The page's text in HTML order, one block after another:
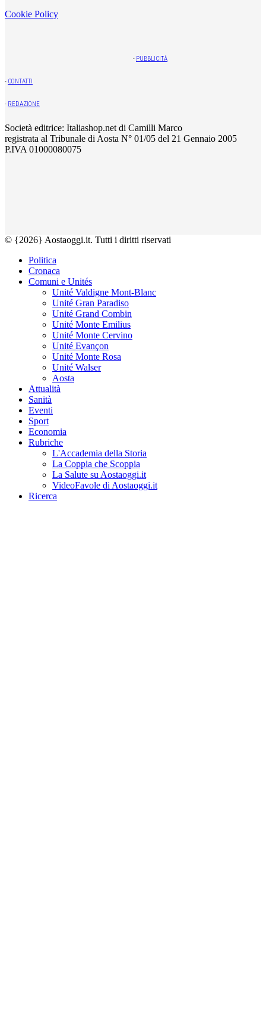
Cookie Policy
- PUBBLICITÀ
- CONTATTI
- REDAZIONE
Società editrice: Italiashop.net di Camilli Marco
registrata al Tribunale di Aosta N° 01/05 del 21 Gennaio 2005
P.IVA 01000080075
© {2026} Aostaoggi.it. Tutti i diritti riservati
Politica
Cronaca
Comuni e Unités
Unité Valdigne Mont-Blanc
Unité Gran Paradiso
Unité Grand Combin
Unité Monte Emilius
Unité Monte Cervino
Unité Evançon
Unité Monte Rosa
Unité Walser
Aosta
Attualità
Sanità
Eventi
Sport
Economia
Rubriche
L'Accademia della Storia
La Coppia che Scoppia
La Salute su Aostaoggi.it
VideoFavole di Aostaoggi.it
Ricerca